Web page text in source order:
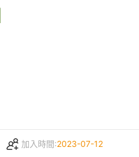
加入時間:2023-07-12